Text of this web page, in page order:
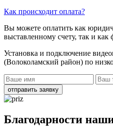
Как происходит оплата?
Вы можете оплатить как
выставленному счету, так и
Установка и подключение
(Волоколамский район) по
отправить заявку
Благодарности